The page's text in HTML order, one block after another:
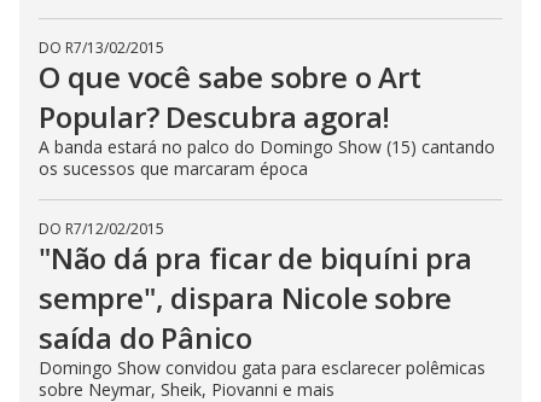
DO R7/13/02/2015
O que você sabe sobre o Art
Popular? Descubra agora!
A banda estará no palco do Domingo Show (15) cantando
os sucessos que marcaram época
DO R7/12/02/2015
"Não dá pra ficar de biquíni pra
sempre", dispara Nicole sobre
saída do Pânico
Domingo Show convidou gata para esclarecer polêmicas
sobre Neymar, Sheik, Piovanni e mais